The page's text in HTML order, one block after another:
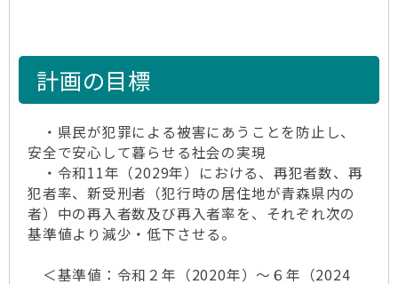
計画の目標
・県民が犯罪による被害にあうことを防止し、
安全で安心して暮らせる社会の実現
・令和11年（2029年）における、再犯者数、再
犯者率、新受刑者（犯行時の居住地が青森県内の
者）中の再入者数及び再入者率を、それぞれ次の
基準値より減少・低下させる。
＜基準値：令和２年（2020年）～６年（2024